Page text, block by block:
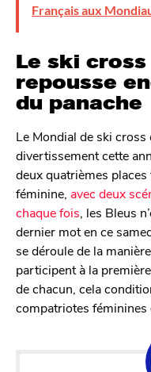
Français aux
Le ski
repousse
du panache
Le Mondial de ski
divertissement cette
deux quatrièmes
féminine, avec deux
chaque fois , les Bleus
dernier mot en ce
se déroule de la
participent à la
de chacun, cela
compatriotes féminines